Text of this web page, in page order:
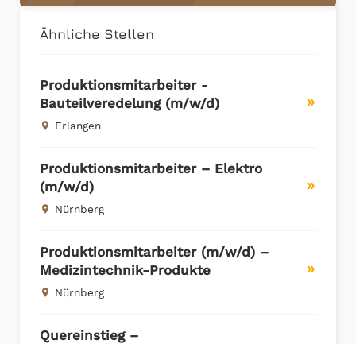
Ähnliche Stellen
Produktionsmitarbeiter -
Bauteilveredelung (m/w/d)
place Erlangen
double_arrow
Produktionsmitarbeiter – Elektro
(m/w/d)
place Nürnberg
double_arrow
Produktionsmitarbeiter (m/w/d) –
Medizintechnik-Produkte
place Nürnberg
double_arrow
Quereinstieg –